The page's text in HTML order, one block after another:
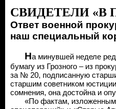
СВИДЕТЕЛИ «В
Ответ военной
наш специальный
На минувшей неделе
бумагу из Грозного – из
за № 20, подписанную
старшим советником
сомнения, она достойна и
«По фактам, изложенным